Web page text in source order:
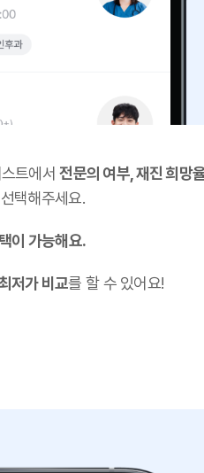
스트에서전문의 여부, 재진 희망
택해주세요.
이 가능해요.
저가 비교를 할 수 있어요!